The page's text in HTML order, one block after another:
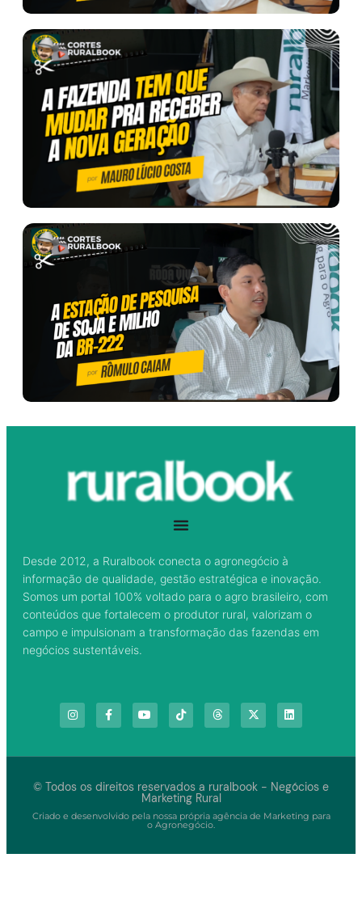
Desde 2012, a Ruralbook conecta o agronegócio à
informação de qualidade, gestão estratégica e inovação.
Somos um portal 100% voltado para o agro brasileiro, com
conteúdos que fortalecem o produtor rural, valorizam o
campo e impulsionam a transformação das fazendas em
negócios sustentáveis.
© Todos os direitos reservados a ruralbook - Negócios e
Marketing Rural
Criado e desenvolvido pela nossa própria agência de Marketing para
o Agronegócio.